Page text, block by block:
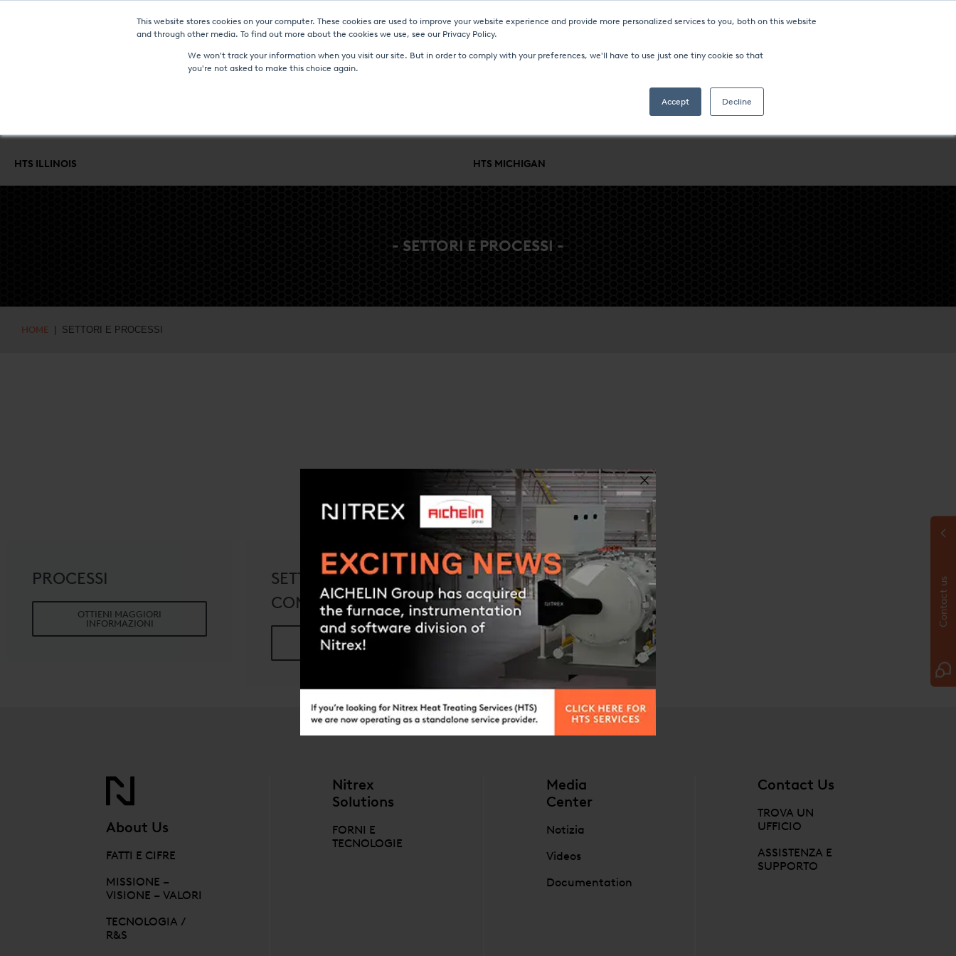
This website stores cookies on your computer. These cookies are used to improve your website experience and provide more personalized services to you, both on this website
and through other media. To find out more about the cookies we use, see our Privacy Policy.
We won't track your information when you visit our site. But in order to comply with your preferences, we'll have to use just one tiny cookie so that
you're not asked to make this choice again.
Accept Decline
NOTIZIE & EVENTICENTRO MULTIMEDIALELAVORA CON NOICONTATTO
HTS ILLINOIS HTS MICHIGAN
- SETTORI E PROCESSI -
HOME | SETTORI E PROCESSI
PROCESSI
OTTIENI MAGGIORI
INFORMAZIONI
SETTORI DI
COMPETENZA
OTTIENI MAGGIORI
INFORMAZIONI
About Us
FATTI E CIFRE
MISSIONE –
VISIONE – VALORI
TECNOLOGIA /
R&S
Nitrex
Solutions
FORNI E
TECNOLOGIE
Media
Center
Notizia
Videos
Documentation
Contact Us
TROVA UN
UFFICIO
ASSISTENZA E
SUPPORTO
Contact us